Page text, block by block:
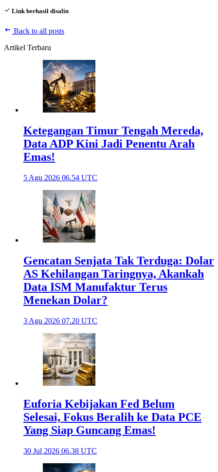
Link berhasil disalin
Back to all posts
Artikel Terbaru
Ketegangan Timur Tengah Mereda,
Data ADP Kini Jadi Penentu Arah
Emas!
5 Agu 2026 06.54 UTC
Gencatan Senjata Tak Terduga: Dolar
AS Kehilangan Taringnya, Akankah
Data ISM Manufaktur Terus
Menekan Dolar?
3 Agu 2026 07.20 UTC
Euforia Kebijakan Fed Belum
Selesai, Fokus Beralih ke Data PCE
Yang Siap Guncang Emas!
30 Jul 2026 06.38 UTC